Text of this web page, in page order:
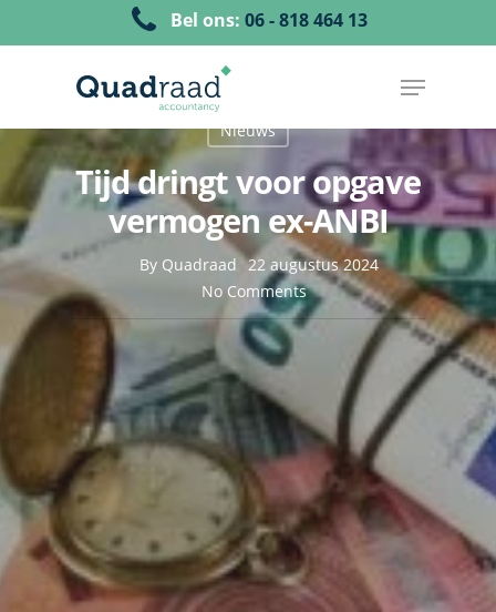
Bel ons: 06 - 818 464 13
Nieuws
Tijd dringt voor opgave
vermogen ex-ANBI
By Quadraad 22 augustus 2024
No Comments